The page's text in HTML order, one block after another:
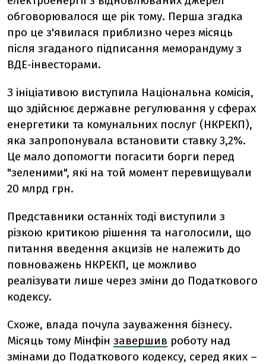
обговорювалося ще рік тому. Перша згадка
про це з'явилася приблизно через місяць
після згаданого підписання меморандуму з
ВДЕ-інвесторами.
З ініціативою виступила Національна комісія,
що здійснює державне регулювання у сферах
енергетики та комунальних послуг (НКРЕКП),
яка запропонувала встановити ставку 3,2%.
Це мало допомогти погасити борги перед
"зеленими", які на той момент перевищували
20 млрд грн.
Представники останніх тоді виступили з
різкою критикою рішення та наголосили, що
питання введення акцизів не належить до
повноважень НКРЕКП, це можливо
реалізувати лише через зміни до Податкового
кодексу.
Схоже, влада почула зауваження бізнесу.
Місяць тому Мінфін завершив роботу над
змінами до Податкового кодексу, серед яких –